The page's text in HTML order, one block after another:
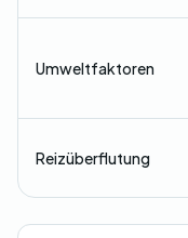
Umweltfaktoren
Reizüberflutung